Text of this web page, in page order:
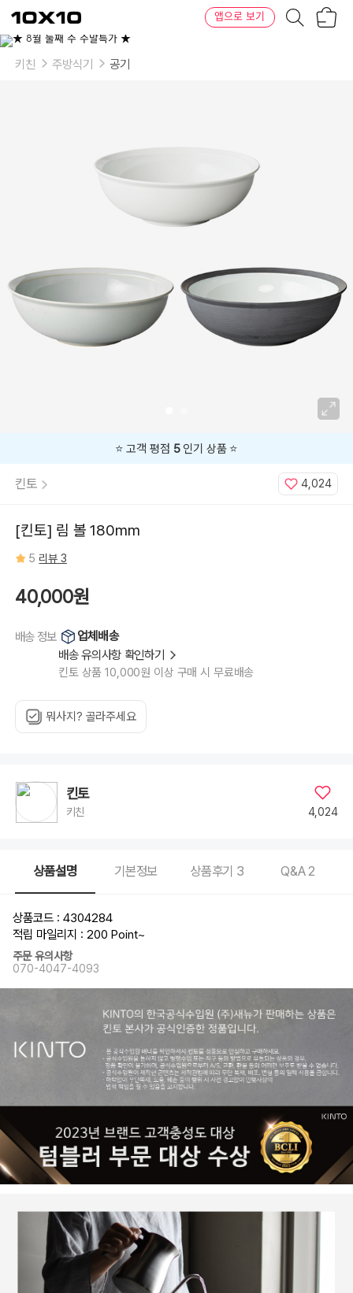
텐
바
텐
앱으로 보기
이
상
키친 주방식기 공기
⭐️ 고객 평점 5인기 상품 ⭐️
킨토 4,024
[킨토] 림 볼 180mm
5 리뷰 3
40,000원
배송 정보
업체배송
배송 유의사항 확인하기
킨토 상품 10,000원 이상 구매 시 무료배송
뭐사지? 골라주세요
킨토
키친 4,024
상품설명 기본정보 상품후기 3 Q&A2
상품코드 : 4304284
적립 마일리지 : 200 Point~
주문 유의사항
070-4047-4093